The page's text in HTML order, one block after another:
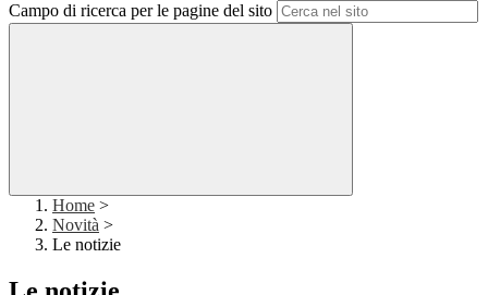
Campo di ricerca per le pagine del sito
Home >
Novità >
Le notizie